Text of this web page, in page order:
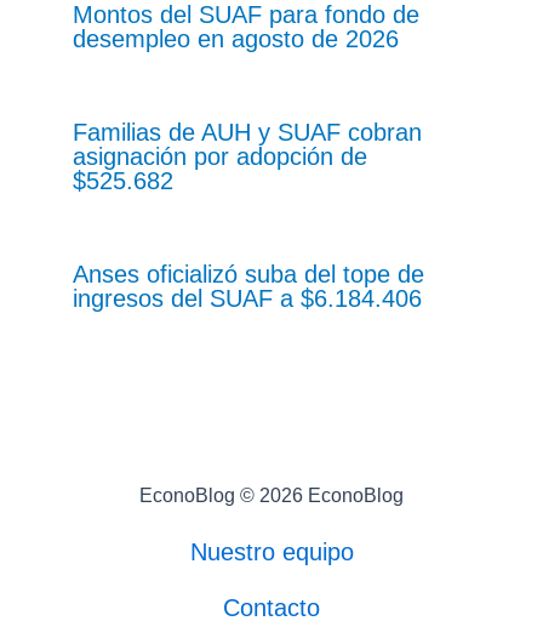
Montos del SUAF para fondo de
desempleo en agosto de 2026
Familias de AUH y SUAF cobran
asignación por adopción de
$525.682
Anses oficializó suba del tope de
ingresos del SUAF a $6.184.406
EconoBlog © 2026 EconoBlog
Nuestro equipo
Contacto